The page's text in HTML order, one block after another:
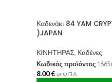
Καδενάκι 84 YAM
)JAPAN
ΚΙΝΗΤΗΡΑΣ, Καδένες
Κωδικός προϊόντος
8.00€ με Φ.Π.Α.